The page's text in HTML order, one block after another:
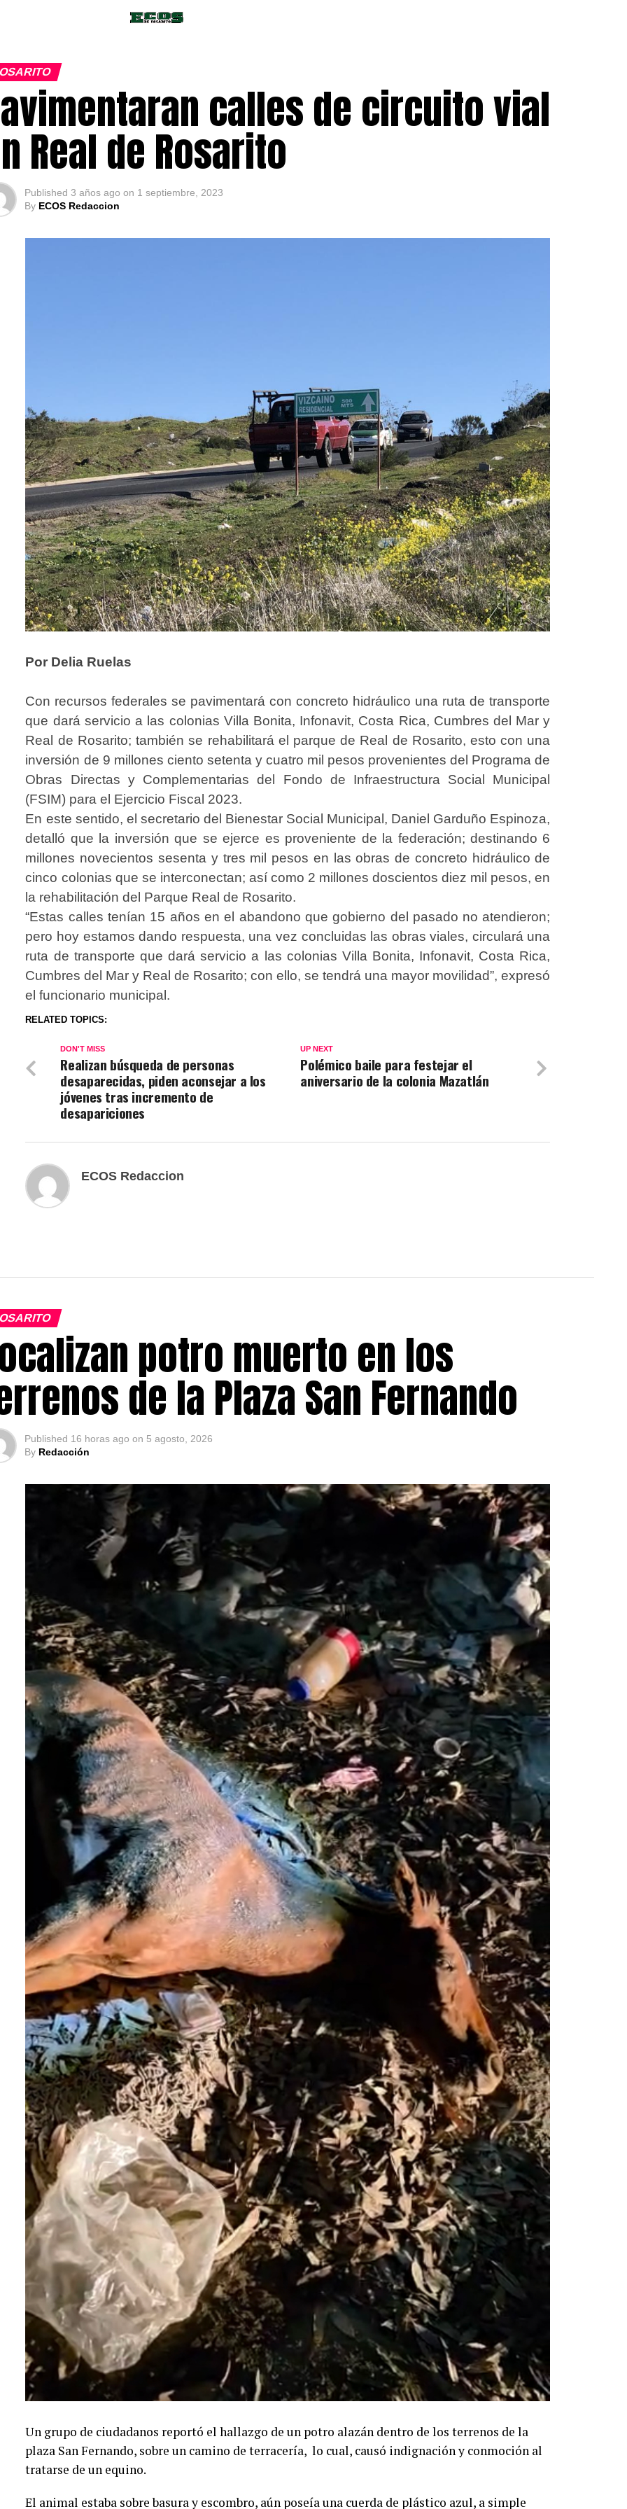
calles de circuito vial
Real de Rosarito
Published 3 años ago on 1 septiembre, 2023
By ECOS Redaccion
Por Delia Ruelas
Con recursos federales se pavimentará con concreto hidráulico una ruta de transporte
que dará servicio a las colonias Villa Bonita, Infonavit, Costa Rica, Cumbres del Mar y
Real de Rosarito; también se rehabilitará el parque de Real de Rosarito, esto con una
inversión de 9 millones ciento setenta y cuatro mil pesos provenientes del Programa de
Obras Directas y Complementarias del Fondo de Infraestructura Social Municipal
(FSIM) para el Ejercicio Fiscal 2023.
En este sentido, el secretario del Bienestar Social Municipal, Daniel Garduño Espinoza,
detalló que la inversión que se ejerce es proveniente de la federación; destinando 6
millones novecientos sesenta y tres mil pesos en las obras de concreto hidráulico de
cinco colonias que se interconectan; así como 2 millones doscientos diez mil pesos, en
la rehabilitación del Parque Real de Rosarito.
“Estas calles tenían 15 años en el abandono que gobierno del pasado no atendieron;
pero hoy estamos dando respuesta, una vez concluidas las obras viales, circulará una
ruta de transporte que dará servicio a las colonias Villa Bonita, Infonavit, Costa Rica,
Cumbres del Mar y Real de Rosarito; con ello, se tendrá una mayor movilidad”, expresó
el funcionario municipal.
RELATED TOPICS:
UP NEXT
Polémico baile para festejar el
aniversario de la colonia Mazatlán
DON'T MISS
Realizan búsqueda de personas
desaparecidas, piden aconsejar a los
jóvenes tras incremento de
desapariciones
ECOS Redaccion
potro muerto en los
de la Plaza San Fernando
Published 16 horas ago on 5 agosto, 2026
By Redacción
Un grupo de ciudadanos reportó el hallazgo de un potro alazán dentro de los terrenos de la
plaza San Fernando, sobre un camino de terracería, lo cual, causó indignación y conmoción al
tratarse de un equino.
El animal estaba sobre basura y escombro, aún poseía una cuerda de plástico azul, a simple